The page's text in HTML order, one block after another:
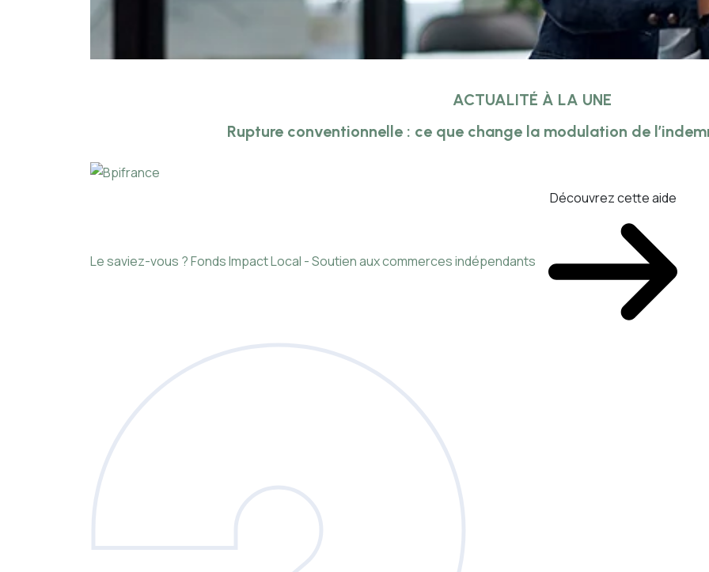
ACTUALITÉ À LA UNE
Rupture conventionnelle : ce que change la modulation de
Le saviez-vous ?Fonds Impact Local - Soutien aux commerces indépendants
Découvrez cette aide